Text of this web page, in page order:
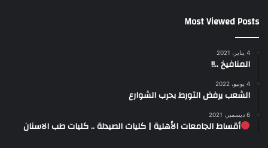
Most Viewed Posts
4 يناير، 2021
المنافيخ ..!!
4 يونيو، 2022
الشعب يرفض التورط بحرب الشوارع
6 ديسمبر، 2021
أقساط الجامعات الأهلية | كليات الصيدلة .. كليات طب الاسنان